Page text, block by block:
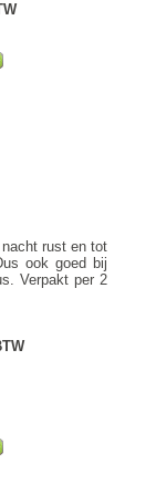
rust en tot
ook goed bij
Verpakt per 2